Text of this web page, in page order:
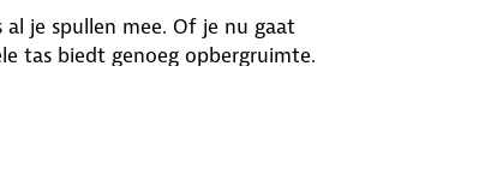
je spullen mee. Of je nu gaat
tas biedt genoeg opbergruimte.
een fikse regenbui.